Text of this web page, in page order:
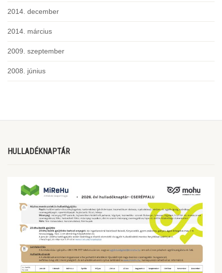
2014. december
2014. március
2009. szeptember
2008. június
HULLADÉKNAPTÁR